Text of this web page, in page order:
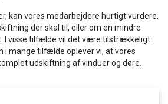
kan vores medarbejdere hurtigt vurdere,
der skal til, eller om en mindre
I visse tilfælde vil det være tilstrækkeligt
i mange tilfælde oplever vi, at vores
udskiftning af vinduer og døre.